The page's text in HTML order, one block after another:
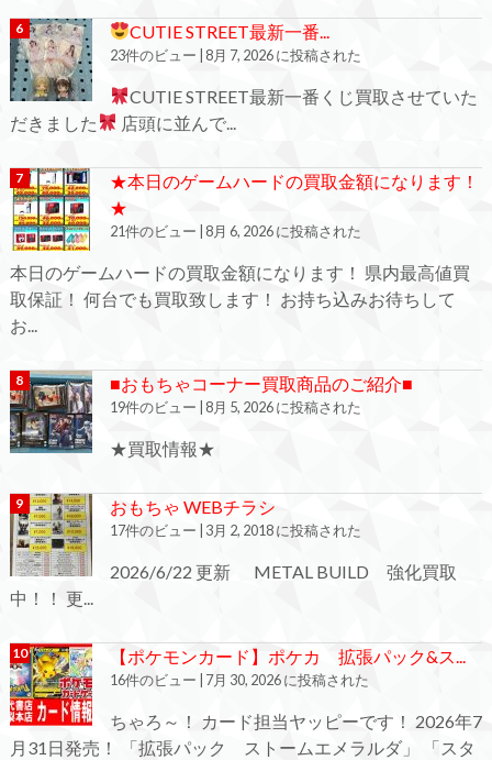
CUTIE STREET最新一番...
23件のビュー |8月 7, 2026 に投稿された
CUTIE STREET最新一番くじ買取させていた
だきました
店頭に並んで...
★本日のゲームハードの買取金額になります！
★
21件のビュー | 8月 6, 2026 に投稿された
本日のゲームハードの買取金額になります！ 県内最高値買
取保証！ 何台でも買取致します！ お持ち込みお待ちして
お...
■おもちゃコーナー買取商品のご紹介■
19件のビュー | 8月 5, 2026 に投稿された
★買取情報★
おもちゃ WEBチラシ
17件のビュー | 3月 2, 2018 に投稿された
2026/6/22 更新 METAL BUILD 強化買取
中！！ 更...
【ポケモンカード】ポケカ 拡張パック&ス...
16件のビュー | 7月 30, 2026 に投稿された
ちゃろ～！ カード担当ヤッピーです！ 2026年7
月31日発売！ 「拡張パック ストームエメラルダ」 「スタ